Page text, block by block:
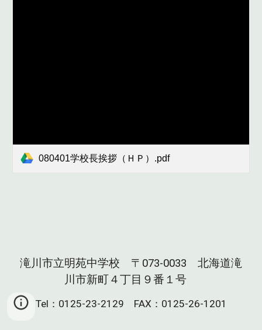
080401学校長挨拶（ＨＰ）.pdf
滝川市立明苑中学校 〒073-0033 北海道滝
川市新町４丁目９番１号
Tel：0125-23-2129 FAX：0125-26-1201